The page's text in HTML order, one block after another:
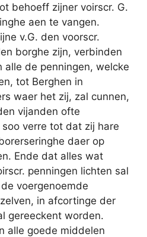
behoeff zijner voirscr. G.
aen te vangen.
v.G. den voorscr.
borghe zijn, verbinden
alle de penningen, welcke
tot Berghen in
waer het zij, zal cunnen,
vijanden ofte
verre tot dat zij hare
daer op
Ende dat alles wat
penningen lichten sal
voergenoemde
in afcortinge der
gereeckent worden.
alle goede middelen